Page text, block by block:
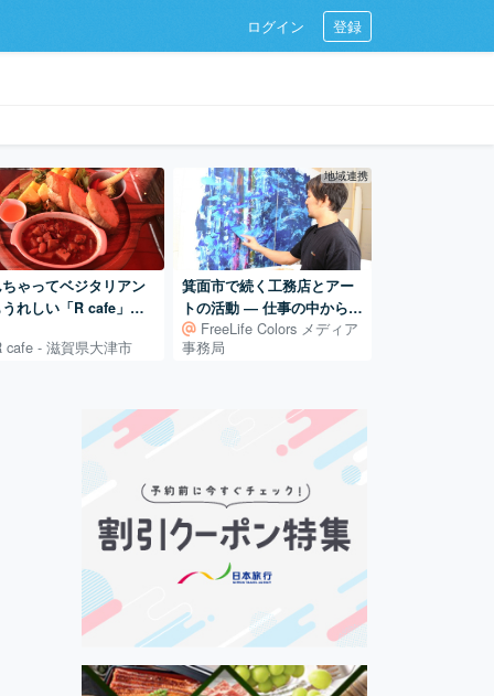
ログイン 登録
ゃってベジタリアン
れしい「R cafe」の
cafe - 滋賀県大津市
地域連携
箕面市で続く工務店とアー
トの活動 ― 仕事の中から広
がるアート制作
FreeLife Colors メディア
事務局